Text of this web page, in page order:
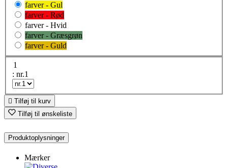
farver - Gul
farver - Rød
farver - Hvid
farver - Græsgrøn
farver - Guld
1
: nr.1
 Tilføj til kurv
Tilføj til ønskeliste
Produktoplysninger
Mærker